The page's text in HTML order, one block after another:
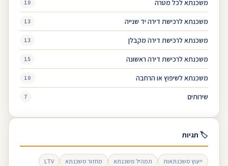
משכנתא לכל מטרה 10
משכנתא לרכישת דירה יד שנייה 13
משכנתא לרכישת דירה מקבלן 13
משכנתא לרכישת דירה ראשונה 15
משכנתא לשיפוץ או הרחבה 10
שירותים 7
🏷 תגיות
ייעוץ משכנתאות תמהיל משכנתא מחזור משכנתא
LTV